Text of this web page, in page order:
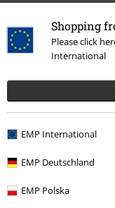
Shopping
Please click
International
EMP International
EMP Deutschland
EMP Polska
Promos % Médias
E-Mail Newsletter
Profitez d'une remise de
abonnant maintenant !